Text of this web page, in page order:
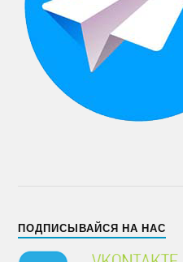
ПОДПИСЫВАЙСЯ НА НАС